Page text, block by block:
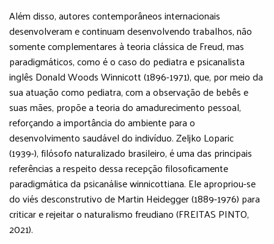
Além disso, autores contemporâneos internacionais
desenvolveram e continuam desenvolvendo trabalhos, não
somente complementares à teoria clássica de Freud, mas
paradigmáticos, como é o caso do pediatra e psicanalista
inglês Donald Woods Winnicott (1896-1971), que, por meio da
sua atuação como pediatra, com a observação de bebês e
suas mães, propõe a teoria do amadurecimento pessoal,
reforçando a importância do ambiente para o
desenvolvimento saudável do indivíduo. Zeljko Loparic
(1939-), filósofo naturalizado brasileiro, é uma das principais
referências a respeito dessa recepção filosoficamente
paradigmática da psicanálise winnicottiana. Ele apropriou-se
do viés desconstrutivo de Martin Heidegger (1889-1976) para
criticar e rejeitar o naturalismo freudiano (FREITAS PINTO,
2021).